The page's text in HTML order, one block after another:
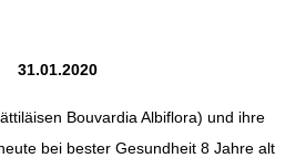
31.01.2020
Bouvardia Albiflora) und ihre
bei bester Gesundheit 8 Jahre alt